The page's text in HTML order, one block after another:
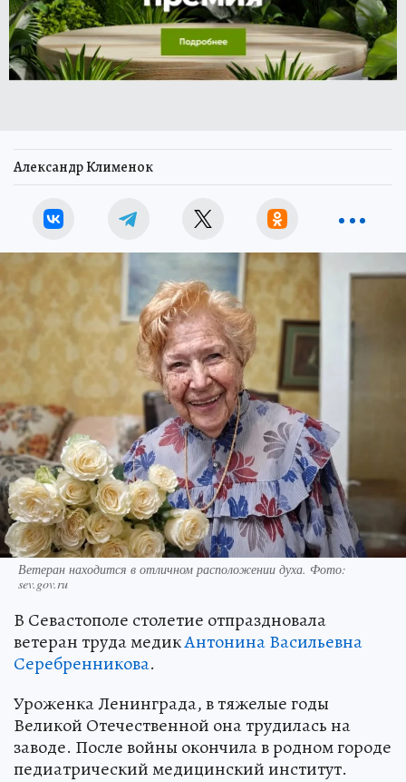
Александр Клименок
Ветеран находится в отличном расположении духа. Фото:
sev.gov.ru
В Севастополе столетие отпраздновала
ветеран труда медикАнтонина Васильевна
Серебренникова.
Уроженка Ленинграда, в тяжелые годы
Великой Отечественной она трудилась на
заводе. После войны окончила в родном городе
педиатрический медицинский институт.